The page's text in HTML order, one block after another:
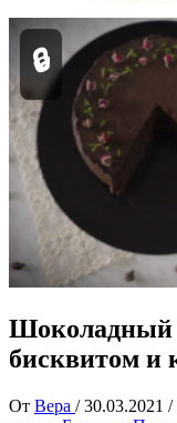
🔒
Шоколадный
бисквитом и
От Вера /30.03.2021 /